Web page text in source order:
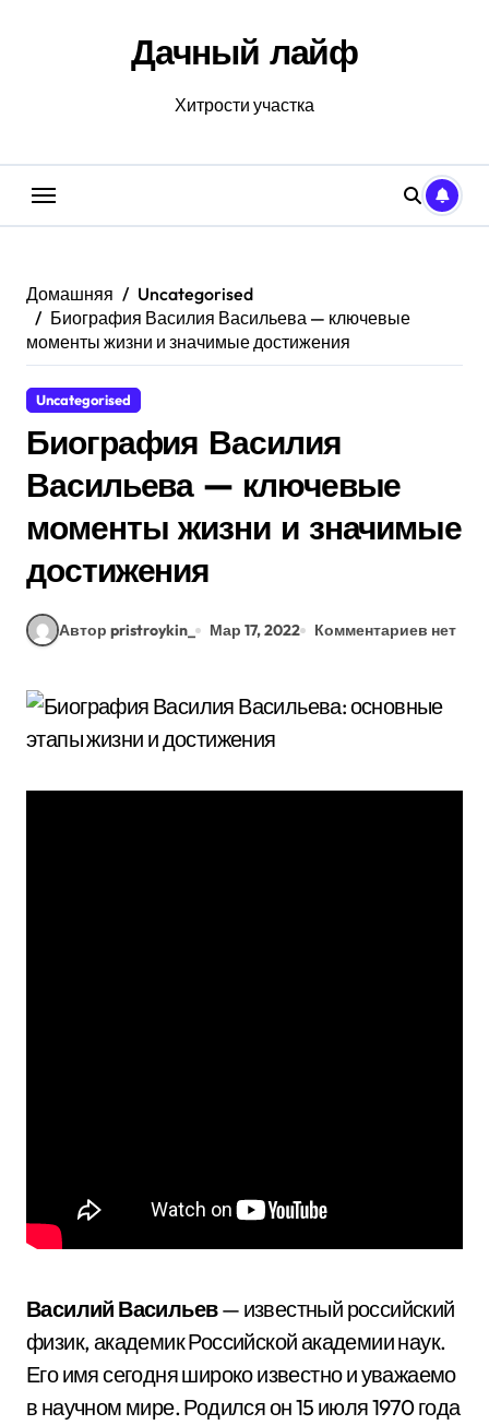
Дачный лайф
Хитрости участка
Домашняя
Uncategorised
Биография Василия Васильева — ключевые
моменты жизни и значимые достижения
Uncategorised
Биография Василия
Васильева — ключевые
моменты жизни и значимые
достижения
Автор pristroykin_ Мар 17, 2022 Комментариев нет
Василий Васильев— известный российский
физик, академик Российской академии наук.
Его имя сегодня широко известно и уважаемо
в научном мире. Родился он 15 июля 1970 года